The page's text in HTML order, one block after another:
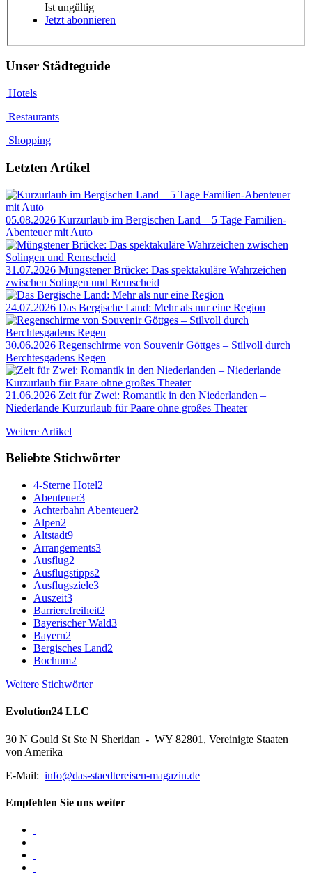
Ist ungültig
Jetzt abonnieren
Unser Städteguide
Hotels
Restaurants
Shopping
Letzten Artikel
05.08.2026 Kurzurlaub im Bergischen Land – 5 Tage Familien-
Abenteuer mit Auto
31.07.2026 Müngstener Brücke: Das spektakuläre Wahrzeichen
zwischen Solingen und Remscheid
24.07.2026 Das Bergische Land: Mehr als nur eine Region
30.06.2026 Regenschirme von Souvenir Göttges – Stilvoll durch
Berchtesgadens Regen
21.06.2026 Zeit für Zwei: Romantik in den Niederlanden –
Niederlande Kurzurlaub für Paare ohne großes Theater
Weitere Artikel
Beliebte Stichwörter
4-Sterne Hotel2
Abenteuer3
Achterbahn Abenteuer2
Alpen2
Altstadt9
Arrangements3
Ausflug2
Ausflugstipps2
Ausflugsziele3
Auszeit3
Barrierefreiheit2
Bayerischer Wald3
Bayern2
Bergisches Land2
Bochum2
Weitere Stichwörter
Evolution24 LLC
30 N Gould St Ste N Sheridan - WY 82801, Vereinigte Staaten
von Amerika
E-Mail: info@das-staedtereisen-magazin.de
Empfehlen Sie uns weiter